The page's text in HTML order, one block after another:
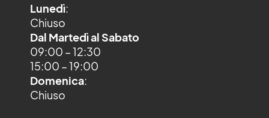
Lunedì:
Chiuso
Dal Martedì al Sabato
09:00 – 12:30
15:00 – 19:00
Domenica:
Chiuso